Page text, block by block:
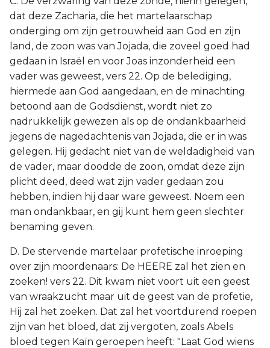
dat deze Zacharia, die het martelaarschap
onderging om zijn getrouwheid aan God en zijn
land, de zoon was van Jojada, die zoveel goed had
gedaan in Israël en voor Joas inzonderheid een
vader was geweest, vers 22. Op de belediging,
hiermede aan God aangedaan, en de minachting
betoond aan de Godsdienst, wordt niet zo
nadrukkelijk gewezen als op de ondankbaarheid
jegens de nagedachtenis van Jojada, die er in was
gelegen. Hij gedacht niet van de weldadigheid van
de vader, maar doodde de zoon, omdat deze zijn
plicht deed, deed wat zijn vader gedaan zou
hebben, indien hij daar ware geweest. Noem een
man ondankbaar, en gij kunt hem geen slechter
benaming geven.
D. De stervende martelaar profetische inroeping
over zijn moordenaars: De HEERE zal het zien en
zoeken! vers 22. Dit kwam niet voort uit een geest
van wraakzucht maar uit de geest van de profetie,
Hij zal het zoeken. Dat zal het voortdurend roepen
zijn van het bloed, dat zij vergoten, zoals Abels
bloed tegen Kaïn geroepen heeft: "Laat God wiens